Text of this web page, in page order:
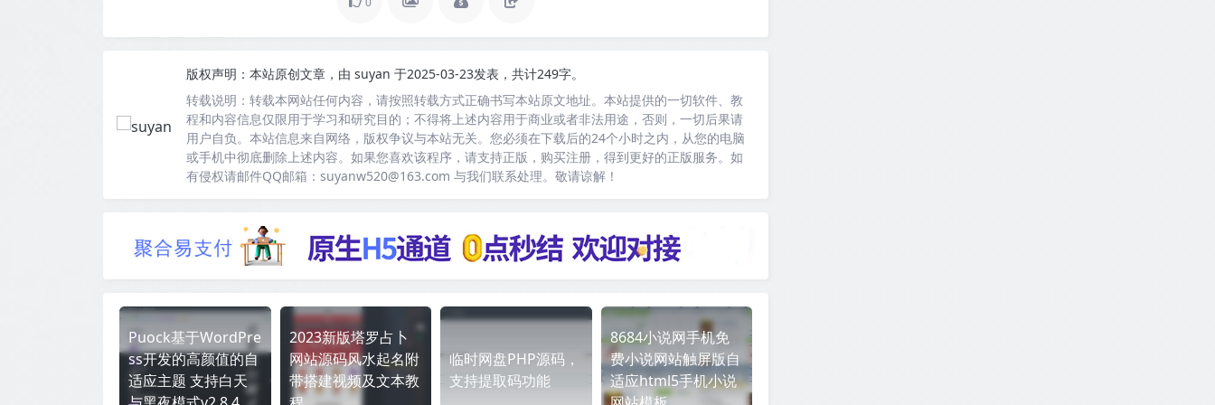
版权声明： 本站原创文章，由 suyan 于2025-03-23发表，共计249字。
转载说明： 转载本网站任何内容，请按照转载方式正确书写本站原文地址。本站提供的一切软件、教
程和内容信息仅限用于学习和研究目的；不得将上述内容用于商业或者非法用途，否则，一切后果请
用户自负。本站信息来自网络，版权争议与本站无关。您必须在下载后的24个小时之内，从您的电脑
或手机中彻底删除上述内容。如果您喜欢该程序，请支持正版，购买注册，得到更好的正版服务。如
有侵权请邮件QQ邮箱：suyanw520@163.com 与我们联系处理。敬请谅解！
Puock基于WordPre
ss开发的高颜值的自
适应主题 支持白天
2023新版塔罗占卜
网站源码风水起名附
带搭建视频及文本教
临时网盘PHP源码，
支持提取码功能
8684小说网手机免
费小说网站触屏版自
适应html5手机小说